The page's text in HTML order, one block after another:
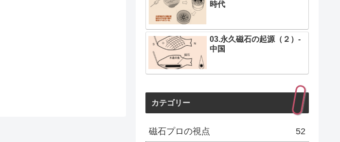
時代
03.永久磁石の起源（２）-
中国
カテゴリー
磁石プロの視点 52